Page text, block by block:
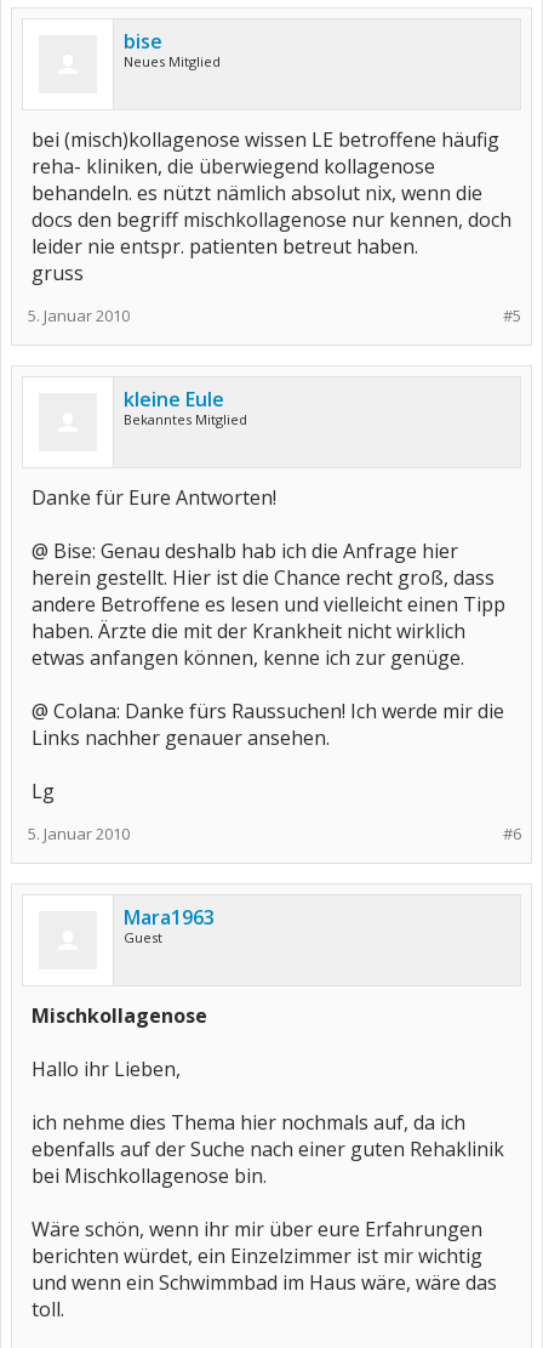
bise
Neues Mitglied
bei (misch)kollagenose wissen LE betroffene häufig
reha- kliniken, die überwiegend kollagenose
behandeln. es nützt nämlich absolut nix, wenn die
docs den begriff mischkollagenose nur kennen, doch
leider nie entspr. patienten betreut haben.
gruss
#5
5. Januar 2010
kleine Eule
Bekanntes Mitglied
Danke für Eure Antworten!
@ Bise: Genau deshalb hab ich die Anfrage hier
herein gestellt. Hier ist die Chance recht groß, dass
andere Betroffene es lesen und vielleicht einen Tipp
haben. Ärzte die mit der Krankheit nicht wirklich
etwas anfangen können, kenne ich zur genüge.
@ Colana: Danke fürs Raussuchen! Ich werde mir die
Links nachher genauer ansehen.
Lg
#6
5. Januar 2010
Mara1963
Guest
Mischkollagenose
Hallo ihr Lieben,
ich nehme dies Thema hier nochmals auf, da ich
ebenfalls auf der Suche nach einer guten Rehaklinik
bei Mischkollagenose bin.
Wäre schön, wenn ihr mir über eure Erfahrungen
berichten würdet, ein Einzelzimmer ist mir wichtig
und wenn ein Schwimmbad im Haus wäre, wäre das
toll.